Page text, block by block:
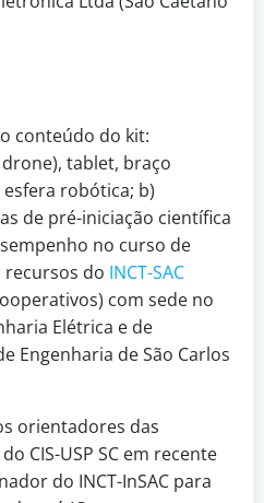
conteúdo do kit:
tablet, braço
robótica; b)
de pré-iniciação científica
no curso de
recursos do INCT-SAC
com sede no
Elétrica e de
Engenharia de São Carlos
orientadores das
CIS-USP SC em recente
do INCT-InSAC para